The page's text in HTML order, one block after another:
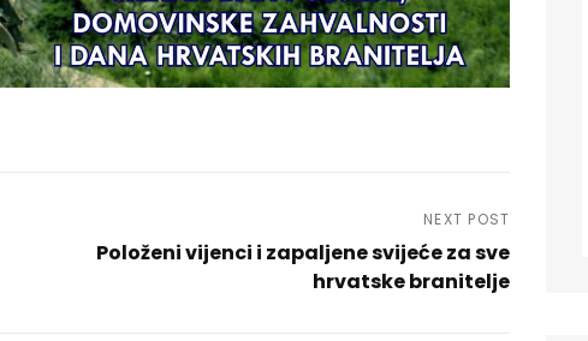
NEXT POST
Položeni vijenci i zapaljene svijeće za sve
hrvatske branitelje